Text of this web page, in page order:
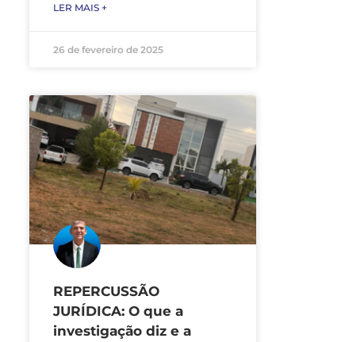
LER MAIS +
26 de fevereiro de 2025
REPERCUSSÃO
JURÍDICA: O que a
investigação diz e a